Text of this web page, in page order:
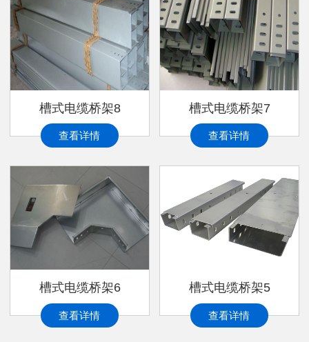
槽式电缆桥架8
查看详情
槽式电缆桥架7
查看详情
槽式电缆桥架6
查看详情
槽式电缆桥架5
查看详情